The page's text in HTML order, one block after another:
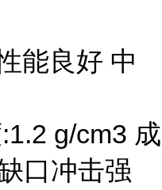
能良好 中
g/cm3 成
口冲击强